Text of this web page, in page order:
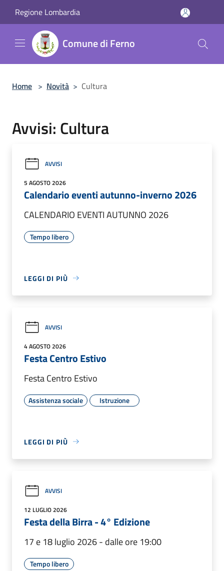
Regione Lombardia
Comune di Ferno
Home > Novità > Cultura
Avvisi: Cultura
AVVISI
5 AGOSTO 2026
Calendario eventi autunno-inverno 2026
CALENDARIO EVENTI AUTUNNO 2026
Tempo libero
LEGGI DI PIÙ
AVVISI
4 AGOSTO 2026
Festa Centro Estivo
Festa Centro Estivo
Assistenza sociale Istruzione
LEGGI DI PIÙ
AVVISI
12 LUGLIO 2026
Festa della Birra - 4° Edizione
17 e 18 luglio 2026 - dalle ore 19:00
Tempo libero